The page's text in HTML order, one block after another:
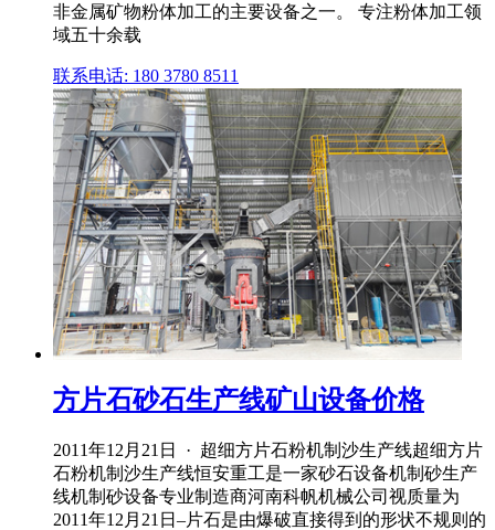
非金属矿物粉体加工的主要设备之一。 专注粉体加工领
域五十余载
联系电话: 180 3780 8511
方片石砂石生产线矿山设备价格
2011年12月21日 · 超细方片石粉机制沙生产线超细方片
石粉机制沙生产线恒安重工是一家砂石设备机制砂生产
线机制砂设备专业制造商河南科帆机械公司视质量为
2011年12月21日–片石是由爆破直接得到的形状不规则的